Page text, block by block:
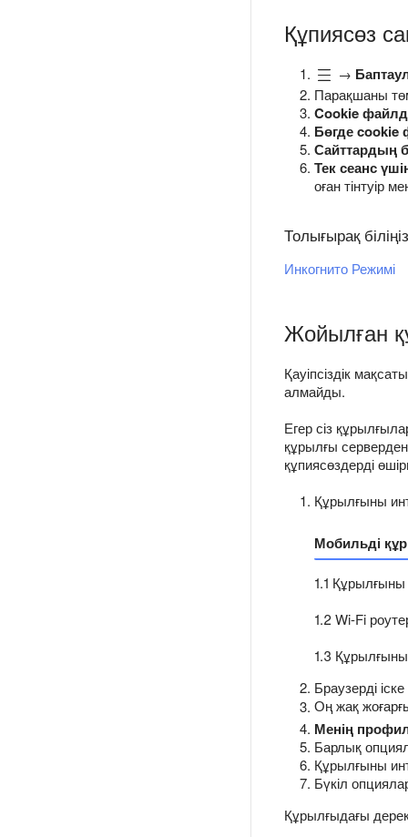
Құпиясөз
→
Парақшаны
Cookie
Бөгде cookie
Сайттардың
Тек сеанс
оған тінтуір
Толығырақ біліңіз
Инкогнито Режимі
Жойылған
Қауіпсіздік
алмайды.
Егер сіз
құрылғы
құпиясөздерді
Құрылғыны
Мобильді
1.1
1.2 Wi-Fi
1.3
Браузерді
Оң жақ
Менің
Барлық
Құрылғыны
Бүкіл
Құрылғыдағы